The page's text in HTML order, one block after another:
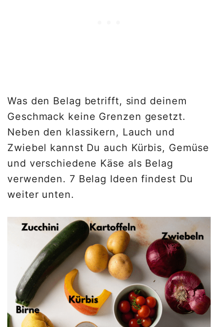
Was den Belag betrifft, sind deinem
Geschmack keine Grenzen gesetzt.
Neben den klassikern, Lauch und
Zwiebel kannst Du auch Kürbis, Gemüse
und verschiedene Käse als Belag
verwenden. 7 Belag Ideen findest Du
weiter unten.